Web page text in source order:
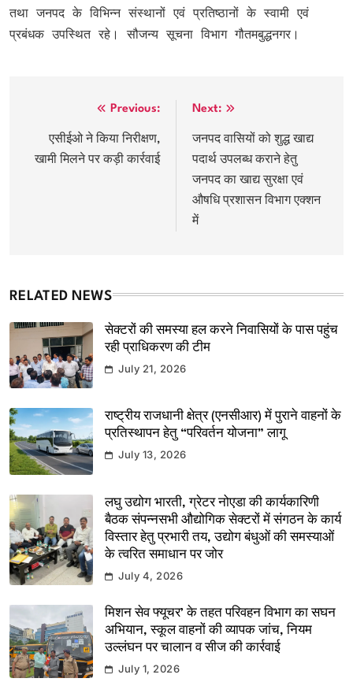
तथा जनपद के विभिन्न संस्थानों एवं प्रतिष्ठानों के स्वामी एवं
प्रबंधक उपस्थित रहे। सौजन्य सूचना विभाग गौतमबुद्धनगर।
navigation
Previous:
एसीईओ ने किया निरीक्षण,
खामी मिलने पर कड़ी कार्रवाई
Next:
जनपद वासियों को शुद्ध खाद्य
पदार्थ उपलब्ध कराने हेतु
जनपद का खाद्य सुरक्षा एवं
औषधि प्रशासन विभाग एक्शन
में
RELATED NEWS
सेक्टरों की समस्या हल करने निवासियों के पास पहुंच
रही प्राधिकरण की टीम
July 21, 2026
राष्ट्रीय राजधानी क्षेत्र (एनसीआर) में पुराने वाहनों के
प्रतिस्थापन हेतु “परिवर्तन योजना” लागू
July 13, 2026
लघु उद्योग भारती, ग्रेटर नोएडा की कार्यकारिणी
बैठक संपन्नसभी औद्योगिक सेक्टरों में संगठन के कार्य
विस्तार हेतु प्रभारी तय, उद्योग बंधुओं की समस्याओं
के त्वरित समाधान पर जोर
July 4, 2026
मिशन सेव फ्यूचर’ के तहत परिवहन विभाग का सघन
अभियान, स्कूल वाहनों की व्यापक जांच, नियम
उल्लंघन पर चालान व सीज की कार्रवाई
July 1, 2026